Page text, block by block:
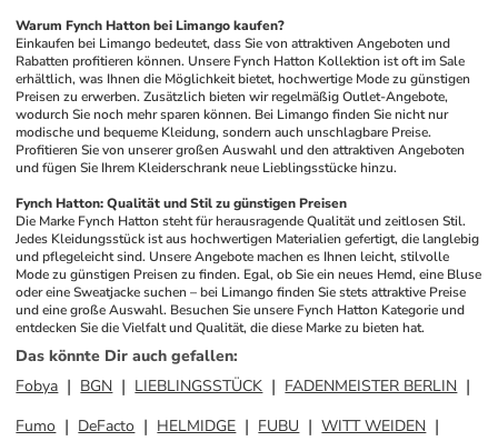
Warum Fynch Hatton bei Limango kaufen?
Einkaufen bei Limango bedeutet, dass Sie von attraktiven Angeboten und
Rabatten profitieren können. Unsere Fynch Hatton Kollektion ist oft im Sale
erhältlich, was Ihnen die Möglichkeit bietet, hochwertige Mode zu günstigen
Preisen zu erwerben. Zusätzlich bieten wir regelmäßig Outlet-Angebote,
wodurch Sie noch mehr sparen können. Bei Limango finden Sie nicht nur
modische und bequeme Kleidung, sondern auch unschlagbare Preise.
Profitieren Sie von unserer großen Auswahl und den attraktiven Angeboten
und fügen Sie Ihrem Kleiderschrank neue Lieblingsstücke hinzu.
Fynch Hatton: Qualität und Stil zu günstigen Preisen
Die Marke Fynch Hatton steht für herausragende Qualität und zeitlosen Stil.
Jedes Kleidungsstück ist aus hochwertigen Materialien gefertigt, die langlebig
und pflegeleicht sind. Unsere Angebote machen es Ihnen leicht, stilvolle
Mode zu günstigen Preisen zu finden. Egal, ob Sie ein neues Hemd, eine Bluse
oder eine Sweatjacke suchen – bei Limango finden Sie stets attraktive Preise
und eine große Auswahl. Besuchen Sie unsere Fynch Hatton Kategorie und
entdecken Sie die Vielfalt und Qualität, die diese Marke zu bieten hat.
Das könnte Dir auch gefallen:
Fobya
BGN LIEBLINGSSTÜCK
FADENMEISTER BERLIN
Fumo
DeFacto HELMIDGE FUBU
WITT WEIDEN